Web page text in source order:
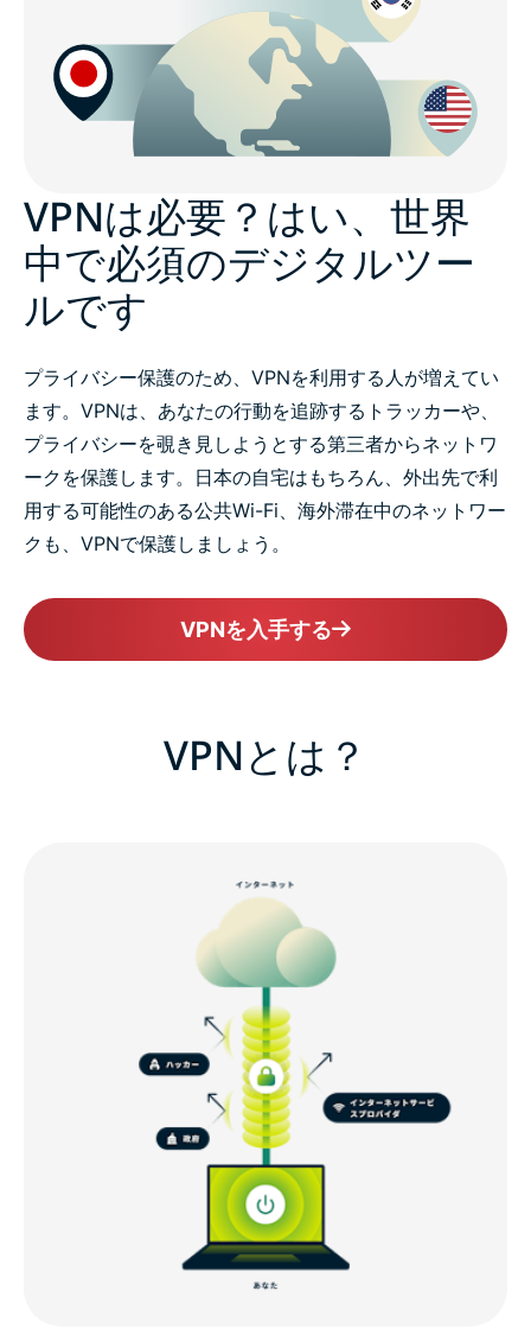
VPNは必要？はい、世界
中で必須のデジタルツー
ルです
プライバシー保護のため、VPNを利用する人が増えてい
ます。VPNは、あなたの行動を追跡するトラッカーや、
プライバシーを覗き見しようとする第三者からネットワ
ークを保護します。日本の自宅はもちろん、外出先で利
用する可能性のある公共Wi-Fi、海外滞在中のネットワー
クも、VPNで保護しましょう。
VPNを入手する
VPNとは？